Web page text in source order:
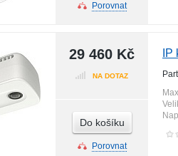
Porovnat
29 460 Kč
NA DOTAZ
Do košíku
Porovnat